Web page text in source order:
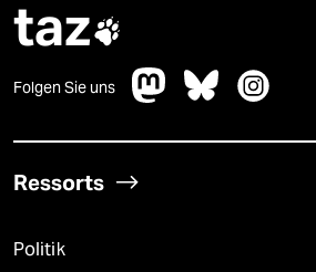
taz
Folgen Sie uns
Ressorts
Politik